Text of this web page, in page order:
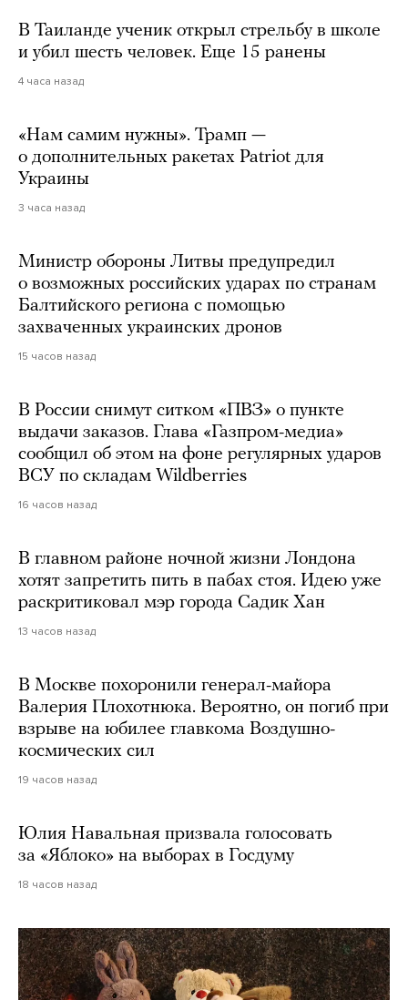
В Таиланде ученик открыл стрельбу в школе
и убил шесть человек. Еще 15 ранены
4 часа назад
«Нам самим нужны». Трамп —
о дополнительных ракетах Patriot для
Украины
3 часа назад
Министр обороны Литвы предупредил
о возможных российских ударах по странам
Балтийского региона с помощью
захваченных украинских дронов
15 часов назад
В России снимут ситком «ПВЗ» о пункте
выдачи заказов. Глава «Газпром-медиа»
сообщил об этом на фоне регулярных ударов
ВСУ по складам Wildberries
16 часов назад
В главном районе ночной жизни Лондона
хотят запретить пить в пабах стоя. Идею уже
раскритиковал мэр города Садик Хан
13 часов назад
В Москве похоронили генерал-майора
Валерия Плохотнюка. Вероятно, он погиб при
взрыве на юбилее главкома Воздушно-
космических сил
19 часов назад
Юлия Навальная призвала голосовать
за «Яблоко» на выборах в Госдуму
18 часов назад